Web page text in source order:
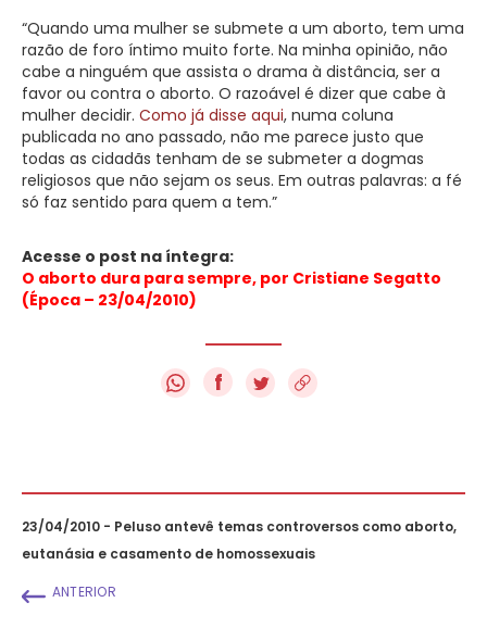
“Quando uma mulher se submete a um aborto, tem uma
razão de foro íntimo muito forte. Na minha opinião, não
cabe a ninguém que assista o drama à distância, ser a
favor ou contra o aborto. O razoável é dizer que cabe à
mulher decidir. Como já disse aqui, numa coluna
publicada no ano passado, não me parece justo que
todas as cidadãs tenham de se submeter a dogmas
religiosos que não sejam os seus. Em outras palavras: a fé
só faz sentido para quem a tem.”
Acesse o post na íntegra:
O aborto dura para sempre, por Cristiane Segatto
(Época – 23/04/2010)
f
23/04/2010 - Peluso antevê temas controversos como aborto,
eutanásia e casamento de homossexuais
ANTERIOR